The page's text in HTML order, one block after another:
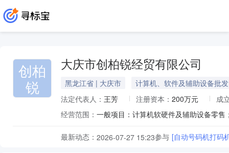
创柏
锐
大庆市创柏锐经贸有限公司
黑龙江省 | 大庆市
计算机、软件及辅助设备批发
法定代表人： 王芳 注册资本： 200万元
成
经营范围：
最新动态： 2026-07-27 15:23参与 [自动号码机打码